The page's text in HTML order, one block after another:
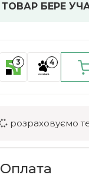
ТОВАР БЕРЕ
3 4
розраховуємо
Оплата